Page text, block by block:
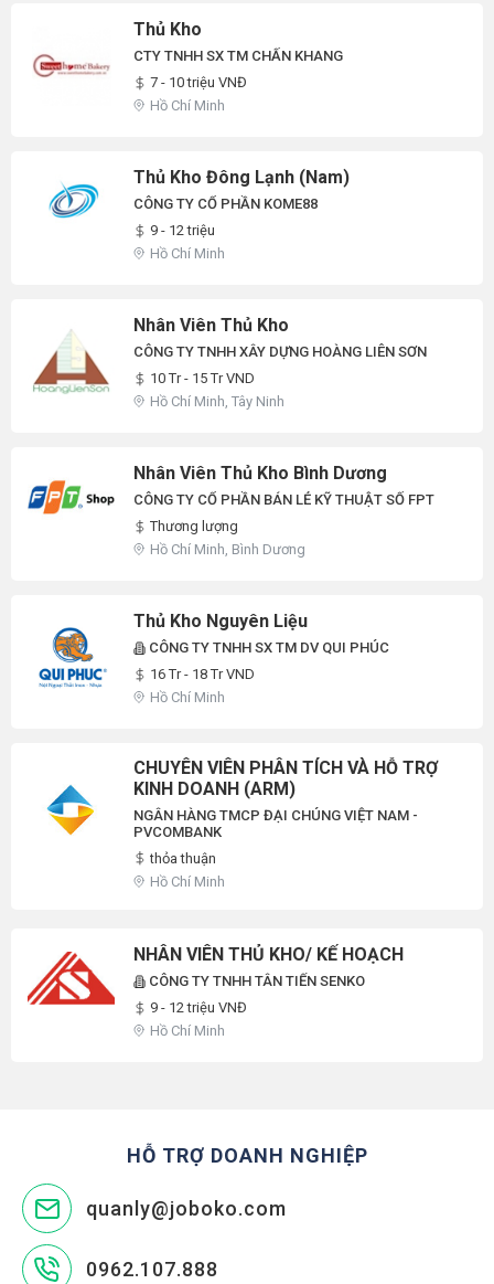
Thủ Kho
CTY TNHH SX TM CHẤN KHANG
7 - 10 triệu VNĐ
Hồ Chí Minh
Thủ Kho Đông Lạnh (Nam)
CÔNG TY CỔ PHẦN KOME88
9 - 12 triệu
Hồ Chí Minh
Nhân Viên Thủ Kho
CÔNG TY TNHH XÂY DỰNG HOÀNG LIÊN SƠN
10 Tr - 15 Tr VND
Hồ Chí Minh, Tây Ninh
Nhân Viên Thủ Kho Bình Dương
CÔNG TY CỔ PHẦN BÁN LẺ KỸ THUẬT SỐ FPT
Thương lượng
Hồ Chí Minh, Bình Dương
Thủ Kho Nguyên Liệu
CÔNG TY TNHH SX TM DV QUI PHÚC
16 Tr - 18 Tr VND
Hồ Chí Minh
CHUYÊN VIÊN PHÂN TÍCH VÀ HỖ TRỢ
KINH DOANH (ARM)
NGÂN HÀNG TMCP ĐẠI CHÚNG VIỆT NAM -
PVCOMBANK
thỏa thuận
Hồ Chí Minh
NHÂN VIÊN THỦ KHO/ KẾ HOẠCH
CÔNG TY TNHH TÂN TIẾN SENKO
9 - 12 triệu VNĐ
Hồ Chí Minh
HỖ TRỢ DOANH NGHIỆP
quanly@joboko.com
0962.107.888